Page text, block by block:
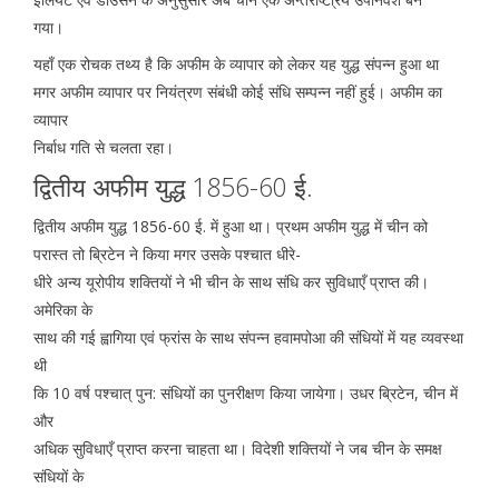
गया।
यहाँ एक रोचक तथ्य है कि अफीम के व्यापार को लेकर यह युद्ध संपन्न हुआ था
मगर अफीम व्यापार पर नियंत्रण संबंधी कोई संधि सम्पन्न नहीं हुई। अफीम का
व्यापार
निर्बाध गति से चलता रहा।
द्वितीय अफीम युद्ध 1856-60 ई.
द्वितीय अफीम युद्ध 1856-60 ई. में हुआ था। प्रथम अफीम युद्ध में चीन को
परास्त तो ब्रिटेन ने किया मगर उसके पश्चात धीरे-
धीरे अन्य यूरोपीय शक्तियों ने भी चीन के साथ संधि कर सुविधाएँ प्राप्त की।
अमेरिका के
साथ की गई ह्वागिया एवं फ्रांस के साथ संपन्न हवामपोआ की संधियों में यह व्यवस्था
थी
कि 10 वर्ष पश्चात् पुन: संधियों का पुनरीक्षण किया जायेगा। उधर ब्रिटेन, चीन में
और
अधिक सुविधाएँ प्राप्त करना चाहता था। विदेशी शक्तियों ने जब चीन के समक्ष
संधियों के